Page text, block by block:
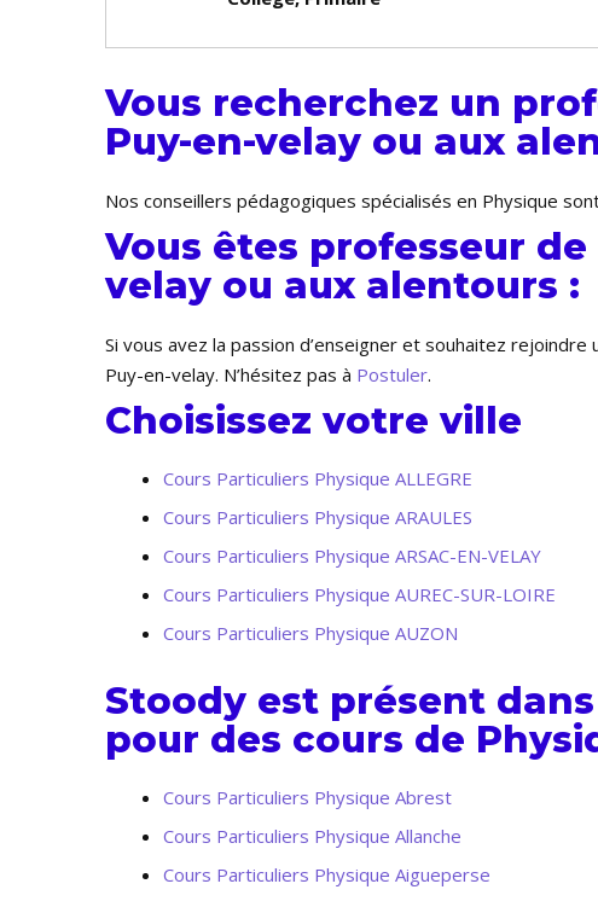
Vous recherchez un
Puy-en-velay ou aux
Nos conseillers pédagogiques spécialisés en Physique
Vous êtes professeur
velay ou aux alentours :
Si vous avez la passion d’enseigner et souhaitez
Puy-en-velay. N’hésitez pas à Postuler.
Choisissez votre ville
Cours Particuliers Physique ALLEGRE
Cours Particuliers Physique ARAULES
Cours Particuliers Physique ARSAC-EN-VELAY
Cours Particuliers Physique AUREC-SUR-LOIRE
Cours Particuliers Physique AUZON
Stoody est présent
pour des cours de
Cours Particuliers Physique Abrest
Cours Particuliers Physique Allanche
Cours Particuliers Physique Aigueperse